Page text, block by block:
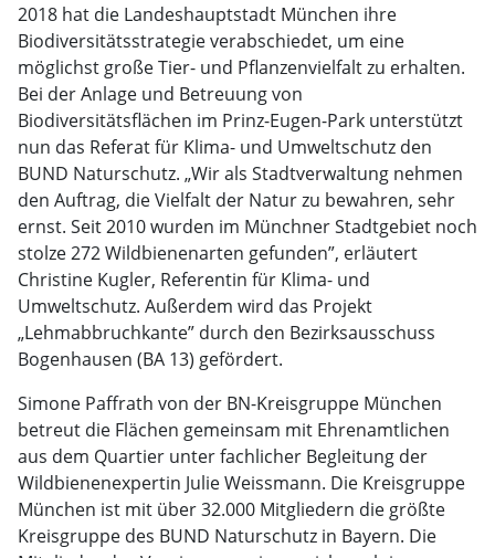
2018 hat die Landeshauptstadt München ihre
Biodiversitätsstrategie verabschiedet, um eine
möglichst große Tier- und Pflanzenvielfalt zu erhalten.
Bei der Anlage und Betreuung von
Biodiversitätsflächen im Prinz-Eugen-Park unterstützt
nun das Referat für Klima- und Umweltschutz den
BUND Naturschutz. „Wir als Stadtverwaltung nehmen
den Auftrag, die Vielfalt der Natur zu bewahren, sehr
ernst. Seit 2010 wurden im Münchner Stadtgebiet noch
stolze 272 Wildbienenarten gefunden”, erläutert
Christine Kugler, Referentin für Klima- und
Umweltschutz. Außerdem wird das Projekt
„Lehmabbruchkante” durch den Bezirksausschuss
Bogenhausen (BA 13) gefördert.
Simone Paffrath von der BN-Kreisgruppe München
betreut die Flächen gemeinsam mit Ehrenamtlichen
aus dem Quartier unter fachlicher Begleitung der
Wildbienenexpertin Julie Weissmann. Die Kreisgruppe
München ist mit über 32.000 Mitgliedern die größte
Kreisgruppe des BUND Naturschutz in Bayern. Die